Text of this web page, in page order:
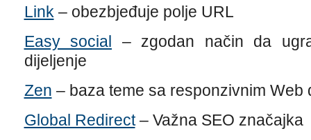
Link – obezbjeđuje polje URL
Easy social – zgodan način da
dijeljenje
Zen – baza teme sa responzivnim Web
Global Redirect– Važna SEO značajka